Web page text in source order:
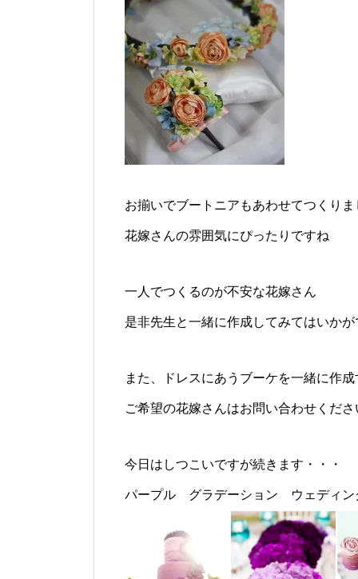
お揃いでブートニアもあわせてつくりま
花嫁さんの雰囲気にぴったりですね
一人でつくるのが不安な花嫁さん
是非先生と一緒に作成してみてはいか
また、ドレスにあうブーケを一緒に作
ご希望の花嫁さんはお問い合わせくださ
今日はしつこいですが続きます・・・
パープル グラデーション ウェディン